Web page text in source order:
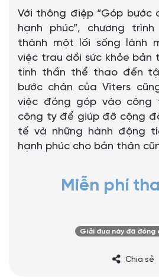
Với thông điệp “Góp bước
hạnh phúc”, chương
thành một lối sống lành
việc trau dồi sức khỏe bản
tinh thần thể thao đến
bước chân của Viters
việc đóng góp vào công
công ty để giúp đỡ cộng
tế và những hành động
hạnh phúc cho bản thân
Miễn phí
Giải đua này đã đóng
Chia sẻ